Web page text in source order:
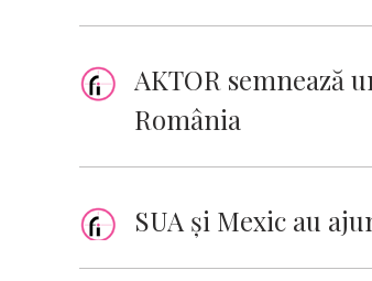
AKTOR semnează
România
SUA şi Mexic au